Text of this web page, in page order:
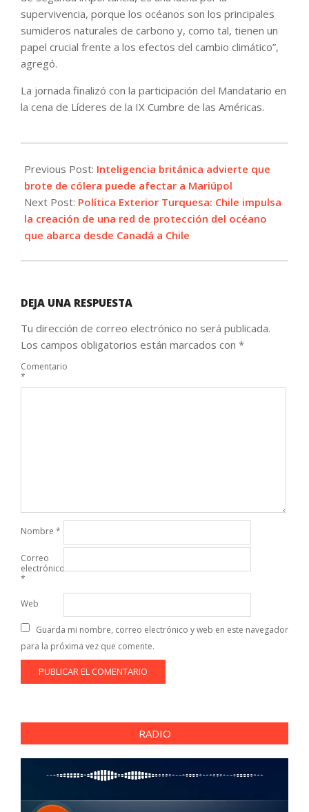
supervivencia, porque los océanos son los principales
sumideros naturales de carbono y, como tal, tienen un
papel crucial frente a los efectos del cambio climático”,
agregó.
La jornada finalizó con la participación del Mandatario en
la cena de Líderes de la IX Cumbre de las Américas.
06-
10
Previous Post: Inteligencia británica advierte que
brote de cólera puede afectar a Mariúpol
Next Post: Política Exterior Turquesa: Chile impulsa
la creación de una red de protección del océano
que abarca desde Canadá a Chile
DEJA UNA RESPUESTA
Tu dirección de correo electrónico no será publicada.
Los campos obligatorios están marcados con *
Comentario
*
Nombre *
Correo
electrónico
*
Web
Guarda mi nombre, correo electrónico y web en este navegador
para la próxima vez que comente.
RADIO